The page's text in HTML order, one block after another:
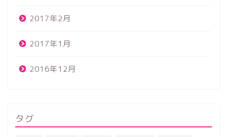
2017年2月
2017年1月
2016年12月
タグ